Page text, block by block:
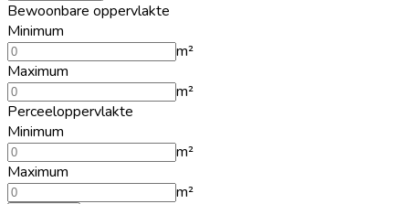
Bewoonbare oppervlakte
Minimum
m²
Maximum
m²
Perceeloppervlakte
Minimum
m²
Maximum
m²